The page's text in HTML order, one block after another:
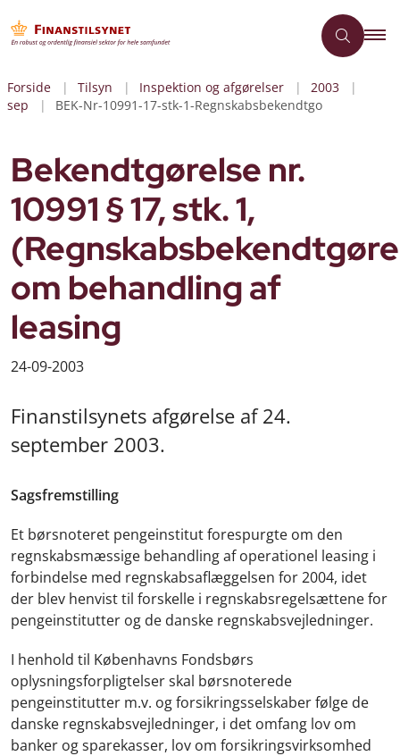
Forside Tilsyn Inspektion og afgørelser
2003
sep
BEK-Nr-10991-17-stk-1-Regnskabsbekendtgo
Bekendtgørelse nr.
10991 § 17, stk. 1,
om behandling af
leasing
24-09-2003
Finanstilsynets afgørelse af 24.
september 2003.
Sagsfremstilling
Et børsnoteret pengeinstitut forespurgte om den
regnskabsmæssige behandling af operationel leasing i
forbindelse med regnskabsaflæggelsen for 2004, idet
der blev henvist til forskelle i regnskabsregelsættene for
pengeinstitutter og de danske regnskabsvejledninger.
I henhold til Københavns Fondsbørs
oplysningsforpligtelser skal børsnoterede
pengeinstitutter m.v. og forsikringsselskaber følge de
danske regnskabsvejledninger, i det omfang lov om
banker og sparekasser, lov om forsikringsvirksomhed